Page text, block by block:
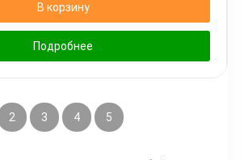
В корзину
Подробнее
2 3 4 5